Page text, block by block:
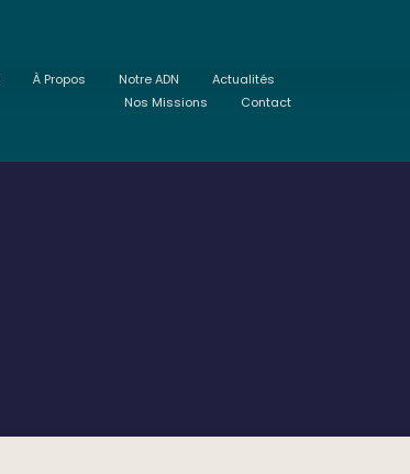
À Propos Notre ADN
Actualités
Nos Missions
Contact